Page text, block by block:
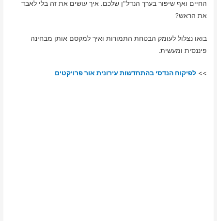
החיים ואף שיפור בערך הנדל"ן שלכם. איך עושים את זה בלי לאבד
את הראש?
בואו נצלול לעומק הבטחת התמורות ואיך למקסם אותן מבחינה
פיננסית ומעשית.
>>לפיקוח הנדסי בהתחדשות עירונית אור פרויקטים